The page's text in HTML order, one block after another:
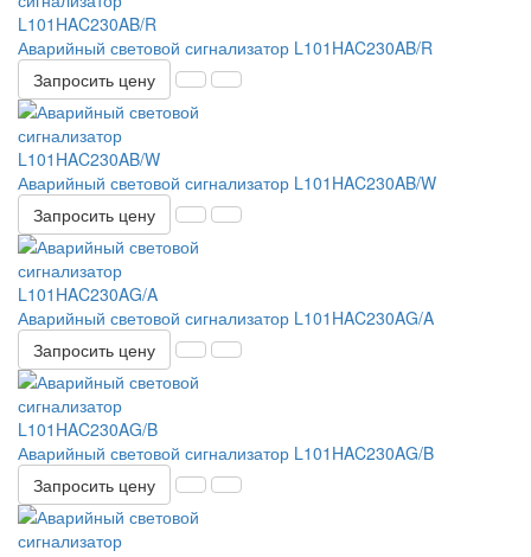
Аварийный световой сигнализатор L101HAC230AB/R
Запросить цену
Аварийный световой сигнализатор L101HAC230AB/W
Запросить цену
Аварийный световой сигнализатор L101HAC230AG/A
Запросить цену
Аварийный световой сигнализатор L101HAC230AG/B
Запросить цену